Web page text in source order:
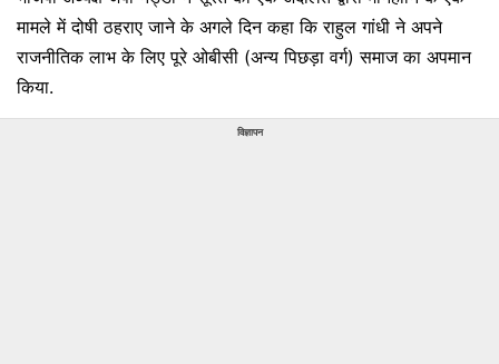
मामले में दोषी ठहराए जाने के अगले दिन कहा कि राहुल गांधी ने अपने
राजनीतिक लाभ के लिए पूरे ओबीसी (अन्य पिछड़ा वर्ग) समाज का अपमान
किया.
विज्ञापन